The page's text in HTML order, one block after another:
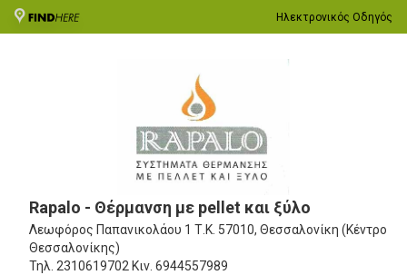
Ηλεκτρονικός Οδηγός
Rapalo - Θέρμανση με pellet και ξύλο
Λεωφόρος Παπανικολάου 1 Τ.Κ. 57010, Θεσσαλονίκη (Κέντρο
Θεσσαλονίκης)
Τηλ. 2310619702 Κιν. 6944557989